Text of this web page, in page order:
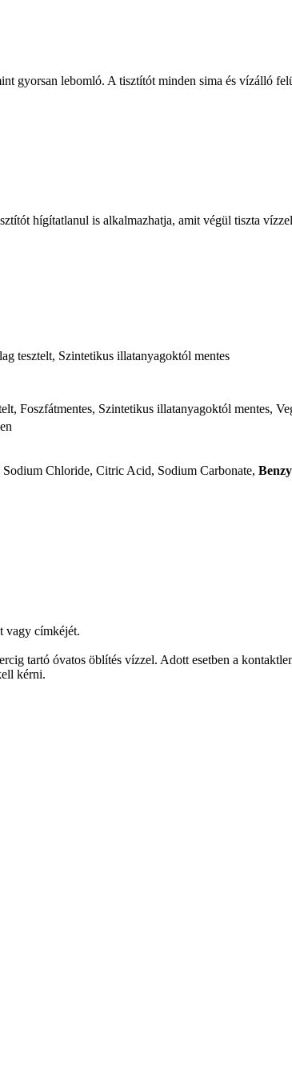
gyorsan lebomló. A tisztítót minden sima és vízálló
hígítatlanul is alkalmazhatja, amit végül tiszta
tesztelt, Szintetikus illatanyagoktól mentes
Foszfátmentes, Szintetikus illatanyagoktól mentes,
Chloride, Citric Acid, Sodium Carbonate,
vagy címkéjét.
tartó óvatos öblítés vízzel. Adott esetben a
kérni.